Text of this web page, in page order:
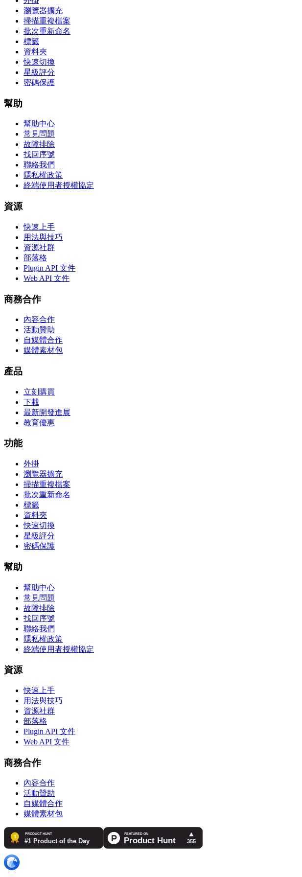
瀏覽器擴充
掃描重複檔案
批次重新命名
標籤
資料夾
快速切換
星級評分
密碼保護
幫助
幫助中心
常見問題
故障排除
找回序號
聯絡我們
隱私權政策
終端使用者授權協定
資源
快速上手
用法與技巧
資源社群
部落格
Plugin API 文件
Web API 文件
商務合作
內容合作
活動贊助
自媒體合作
媒體素材包
產品
立刻購買
下載
最新開發進展
教育優惠
功能
外掛
瀏覽器擴充
掃描重複檔案
批次重新命名
標籤
資料夾
快速切換
星級評分
密碼保護
幫助
幫助中心
常見問題
故障排除
找回序號
聯絡我們
隱私權政策
終端使用者授權協定
資源
快速上手
用法與技巧
資源社群
部落格
Plugin API 文件
Web API 文件
商務合作
內容合作
活動贊助
自媒體合作
媒體素材包